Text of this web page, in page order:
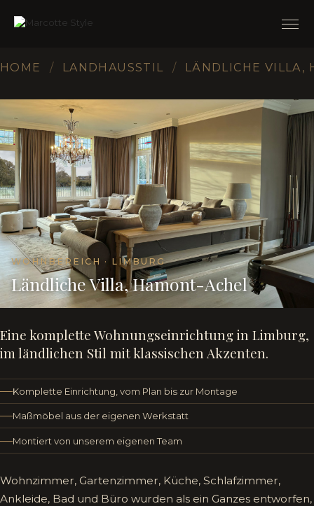
HOME / LANDHAUSSTIL / LÄNDLICHE VILLA,
WOHNBEREICH · LIMBURG
Ländliche Villa, Hamont-Achel
Eine komplette Wohnungseinrichtung in Limburg,
im ländlichen Stil mit klassischen Akzenten.
Wohnzimmer, Gartenzimmer, Küche, Schlafzimmer,
Ankleide, Bad und Büro wurden als ein Ganzes entworfen,
Komplette Einrichtung, vom Plan bis zur Montage
Maßmöbel aus der eigenen Werkstatt
Montiert von unserem eigenen Team